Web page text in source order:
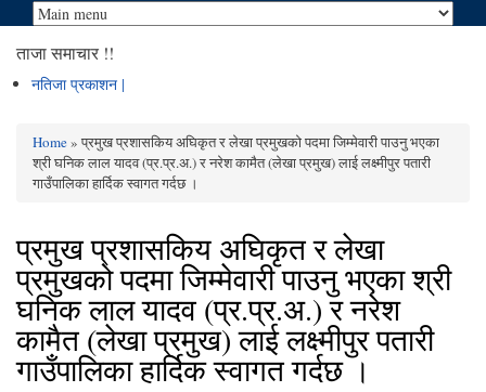
ताजा समाचार !!
नतिजा प्रकाशन सम्बन्धमा ।_
You are here
Home» प्रमुख प्रशासकिय अघिकृत र लेखा प्रमुखको पदमा जिम्मेवारी पाउनु भएका
श्री घनिक लाल यादव (प्र.प्र.अ.) र नरेश कामैत (लेखा प्रमुख) लाई लक्ष्मीपुर पतारी
गाउँपालिका हार्दिक स्वागत गर्दछ ।
प्रमुख प्रशासकिय अघिकृत र लेखा
प्रमुखको पदमा जिम्मेवारी पाउनु भएका श्री
घनिक लाल यादव (प्र.प्र.अ.) र नरेश
कामैत (लेखा प्रमुख) लाई लक्ष्मीपुर पतारी
गाउँपालिका हार्दिक स्वागत गर्दछ ।